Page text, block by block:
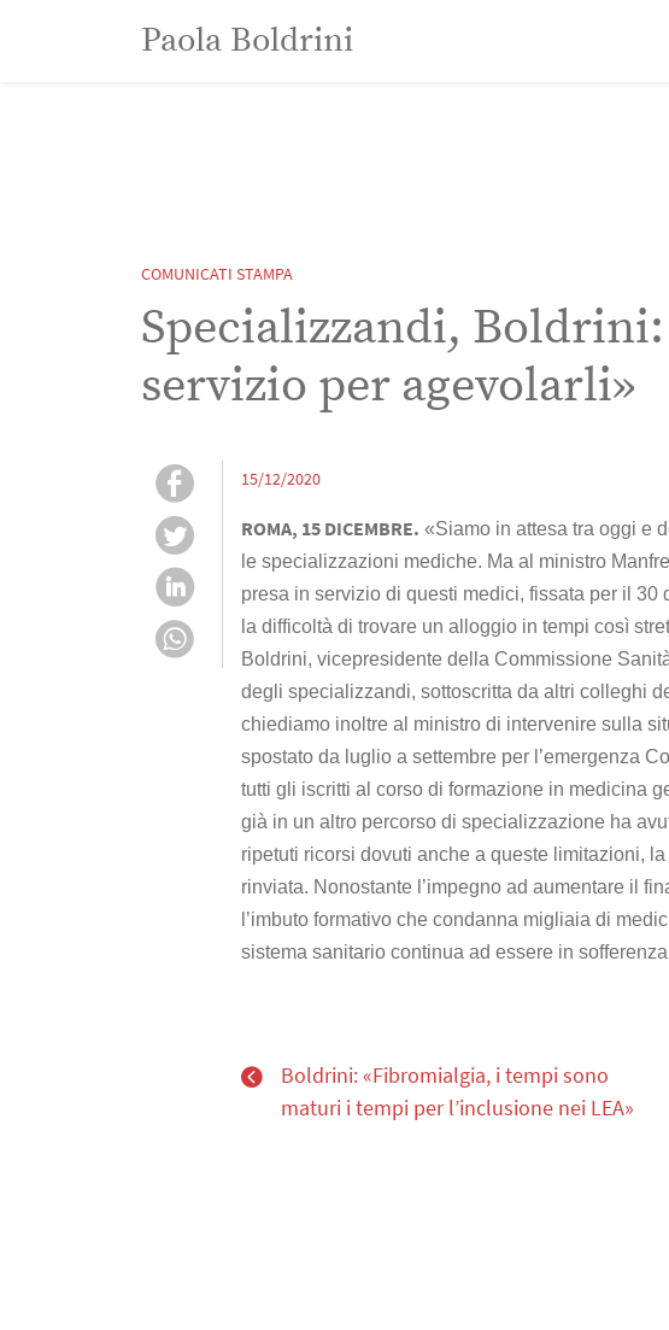
Paola BoldriniPaola Boldrini
COMUNICATI STAMPA
Specializzandi,
servizio per agevolarli»
15/12/2020
ROMA, 15 DICEMBRE. «Siamo in attesa tra oggi e
le specializzazioni mediche. Ma al ministro
presa in servizio di questi medici, fissata per il
la difficoltà di trovare un alloggio in tempi così
Boldrini, vicepresidente della Commissione
degli specializzandi, sottoscritta da altri colleghi
chiediamo inoltre al ministro di intervenire sulla
spostato da luglio a settembre per l’emergenza
tutti gli iscritti al corso di formazione in medicina
già in un altro percorso di specializzazione ha
ripetuti ricorsi dovuti anche a queste limitazioni,
rinviata. Nonostante l’impegno ad aumentare il
l’imbuto formativo che condanna migliaia di
sistema sanitario continua ad essere in
Boldrini: «Fibromialgia, i tempi sono
maturi i tempi per l’inclusione nei LEA»